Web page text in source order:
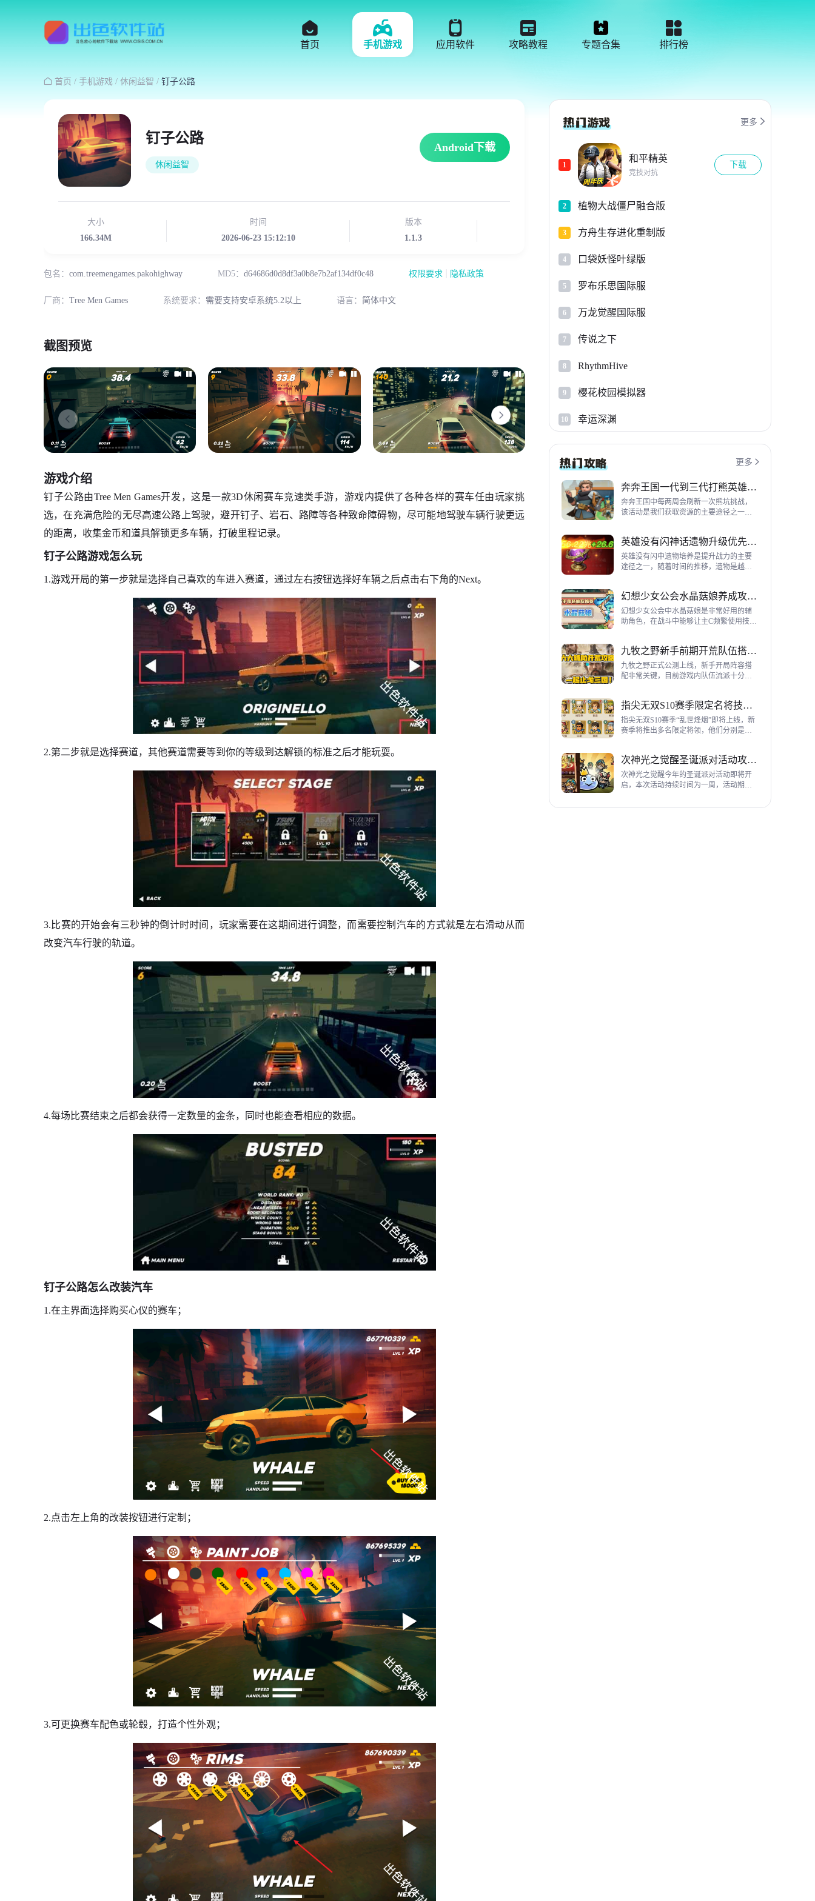
首页 手机游戏 应用软件 攻略教程 专题合集 排行榜
 首页 / 手机游戏 / 休闲益智 / 钉子公路
钉子公路
休闲益智
Android下载
大小
166.34M
时间
2026-06-23 15:12:10
版本
1.1.3
包名： com.treemengames.pakohighway MD5： d64686d0d8df3a0b8e7b2af134df0c48 权限要求 隐私政策
厂商： Tree Men Games 系统要求： 需要支持安卓系统5.2以上 语言： 简体中文
截图预览
游戏介绍
钉子公路由Tree Men Games开发，这是一款3D休闲赛车竞速类手游，游戏内提供了各种各样的赛车任由玩家挑
选，在充满危险的无尽高速公路上驾驶，避开钉子、岩石、路障等各种致命障碍物，尽可能地驾驶车辆行驶更远
的距离，收集金币和道具解锁更多车辆，打破里程记录。
钉子公路游戏怎么玩
1.游戏开局的第一步就是选择自己喜欢的车进入赛道，通过左右按钮选择好车辆之后点击右下角的Next。
2.第二步就是选择赛道，其他赛道需要等到你的等级到达解锁的标准之后才能玩耍。
3.比赛的开始会有三秒钟的倒计时时间，玩家需要在这期间进行调整，而需要控制汽车的方式就是左右滑动从而
改变汽车行驶的轨道。
4.每场比赛结束之后都会获得一定数量的金条，同时也能查看相应的数据。
钉子公路怎么改装汽车
1.在主界面选择购买心仪的赛车；
2.点击左上角的改装按钮进行定制；
3.可更换赛车配色或轮毂，打造个性外观；
更多 
1
和平精英
竞技对抗
下载
2 植物大战僵尸融合版
3 方舟生存进化重制版
4 口袋妖怪叶绿版
5 罗布乐思国际服
6 万龙觉醒国际服
7 传说之下
8 RhythmHive
9 樱花校园模拟器
10 幸运深渊
更多 
奔奔王国一代到三代打熊英雄推荐
奔奔王国中每两周会刷新一次熊坑挑战，
该活动是我们获取资源的主要途径之一，
到三代打熊英雄选择建议，各位参考一
下。
英雄没有闪神话遗物升级优先级指南
英雄没有闪中遗物培养是提升战力的主要
途径之一，随着时间的推移，遗物是越来
神话遗物升级优先级建议。
幻想少女公会水晶菇娘养成攻略详解
幻想少女公会中水晶菇娘是非常好用的辅
助角色，在战斗中能够让主C频繁使用技
成全方位指南，大家来看看吧。
九牧之野新手前期开荒队伍搭配指南
九牧之野正式公测上线，新手开局阵容搭
配非常关键，目前游戏内队伍流派十分丰
前期开荒阵容搭配详细攻略。
指尖无双S10赛季限定名将技能一览
指尖无双S10赛季“乱世烽烟”即将上线，新
赛季将推出多名限定将领，他们分别是：
了解一下吧。
次神光之觉醒圣诞派对活动攻略指南
次神光之觉醒今年的圣诞派对活动即将开
启，本次活动持续时间为一周，活动期间
来提升活动等级领取对应奖励，下面为大